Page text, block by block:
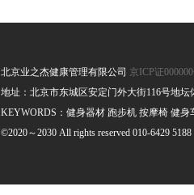
北京业之杰健康管理有限公司 京ICP证
地址：北京市东城区安定门外大街116号地坛
KEYWORDS：健身器材 跑步机 按摩椅 健
©2020～2030 All rights reserved 010-6429 5188